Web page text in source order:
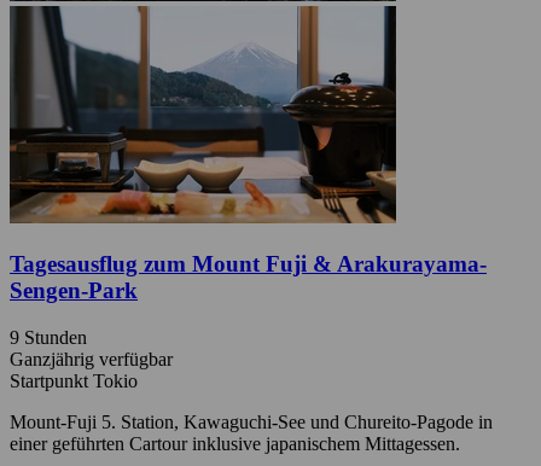
Tagesausflug zum Mount Fuji & Arakurayama-
Sengen-Park
9 Stunden
Ganzjährig verfügbar
Startpunkt Tokio
Mount-Fuji 5. Station, Kawaguchi-See und Chureito-Pagode in
einer geführten Cartour inklusive japanischem Mittagessen.